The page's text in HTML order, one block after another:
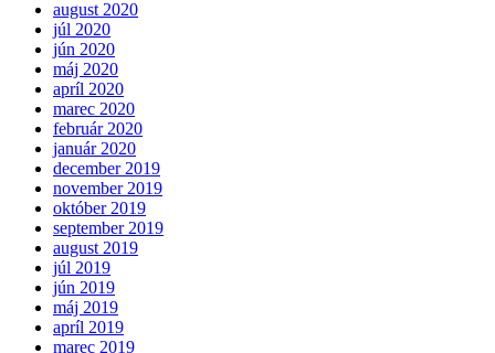
august 2020
júl 2020
jún 2020
máj 2020
apríl 2020
marec 2020
február 2020
január 2020
december 2019
november 2019
október 2019
september 2019
august 2019
júl 2019
jún 2019
máj 2019
apríl 2019
marec 2019